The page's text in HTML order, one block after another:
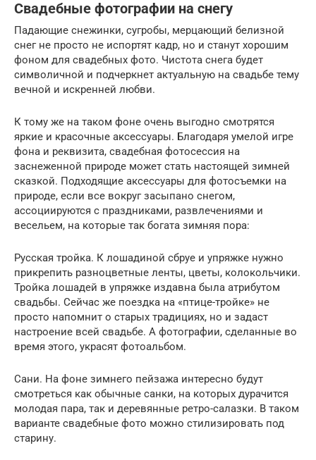
Свадебные фотографии на снегу
Падающие снежинки, сугробы, мерцающий белизной
снег не просто не испортят кадр, но и станут хорошим
фоном для свадебных фото. Чистота снега будет
символичной и подчеркнет актуальную на свадьбе тему
вечной и искренней любви.
К тому же на таком фоне очень выгодно смотрятся
яркие и красочные аксессуары. Благодаря умелой игре
фона и реквизита, свадебная фотосессия на
заснеженной природе может стать настоящей зимней
сказкой. Подходящие аксессуары для фотосъемки на
природе, если все вокруг засыпано снегом,
ассоциируются с праздниками, развлечениями и
весельем, на которые так богата зимняя пора:
Русская тройка. К лошадиной сбруе и упряжке нужно
прикрепить разноцветные ленты, цветы, колокольчики.
Тройка лошадей в упряжке издавна была атрибутом
свадьбы. Сейчас же поездка на «птице-тройке» не
просто напомнит о старых традициях, но и задаст
настроение всей свадьбе. А фотографии, сделанные во
время этого, украсят фотоальбом.
Сани. На фоне зимнего пейзажа интересно будут
смотреться как обычные санки, на которых дурачится
молодая пара, так и деревянные ретро-салазки. В таком
варианте свадебные фото можно стилизировать под
старину.